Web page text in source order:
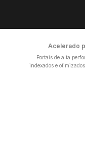
Acelerado
Portais de alta
indexados e